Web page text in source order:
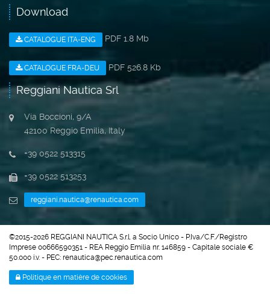
Download
CATALOGUE ITA-ENG PDF 1.8 Mb
CATALOGUE FRA-DEU PDF 526.8 Kb
Reggiani Nautica Srl
Via Boccioni, 9/A
42100 Reggio Emilia, Italy
+39 0522 513315
+39 0522 513253
reggiani.nautica@renautica.com
©2015-2026 REGGIANI NAUTICA S.r.l. a Socio Unico - P.Iva/C.F./Registro
Imprese 00666590351 - REA Reggio Emilia nr. 146859 - Capitale sociale €
50.000 i.v. - PEC: renautica@pec.renautica.com
Politique en matière de cookies